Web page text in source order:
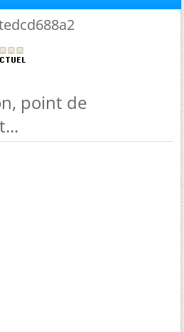
point de